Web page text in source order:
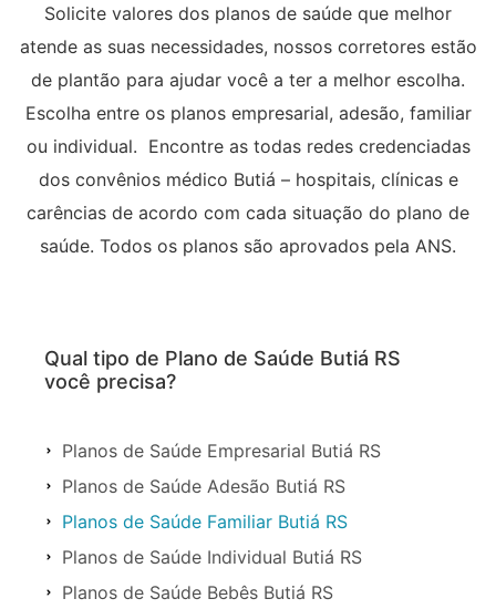
Solicite valores dos planos de saúde que melhor
atende as suas necessidades, nossos corretores estão
de plantão para ajudar você a ter a melhor escolha.
Escolha entre os planos empresarial, adesão, familiar
ou individual. Encontre as todas redes credenciadas
dos convênios médico Butiá – hospitais, clínicas e
carências de acordo com cada situação do plano de
saúde. Todos os planos são aprovados pela ANS.
Qual tipo de Plano de Saúde Butiá RS
você precisa?
Planos de Saúde Empresarial Butiá RS
Planos de Saúde Adesão Butiá RS
Planos de Saúde Familiar Butiá RS
Planos de Saúde Individual Butiá RS
Planos de Saúde Bebês Butiá RS